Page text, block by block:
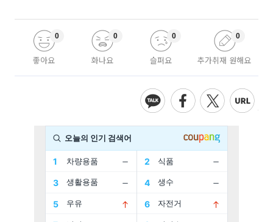
좋아요
0
화나요
0
슬퍼요
0
추가취재 원해요
0